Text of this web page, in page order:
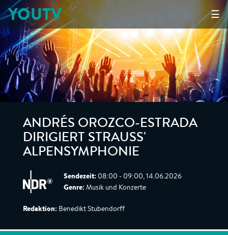
☰
YOUTV
ANDRÉS OROZCO-ESTRADA
DIRIGIERT STRAUSS'
ALPENSYMPHONIE
Sendezeit: 08:00 - 09:00, 14.06.2026
Genre: Musik und Konzerte
Redaktion: Benedikt Stubendorff